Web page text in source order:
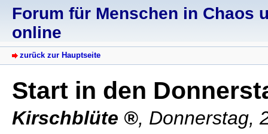
Forum für Menschen in Chaos
online
zurück zur Hauptseite
Start in den
Kirschblüte , Donnerstag,